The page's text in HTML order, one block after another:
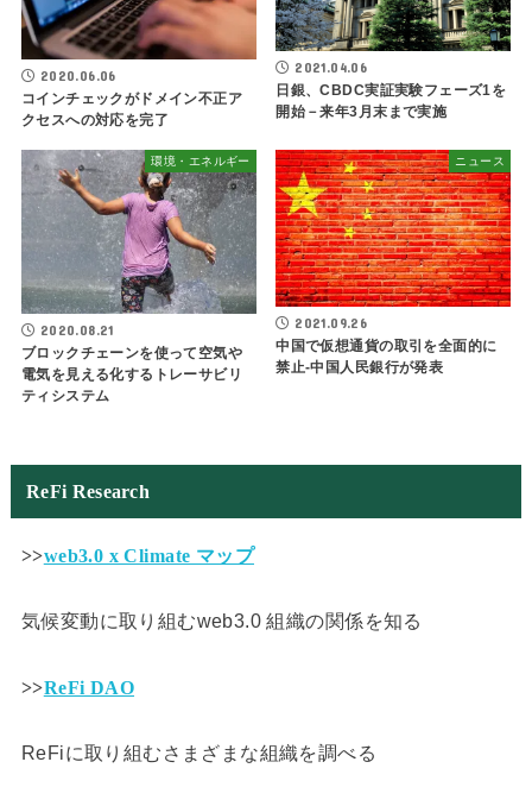
2020.06.06
コインチェックがドメイン不正ア
クセスへの対応を完了
2021.04.06
日銀、CBDC実証実験フェーズ1を
開始－来年3月末まで実施
環境・エネルギー
2020.08.21
ブロックチェーンを使って空気や
電気を見える化するトレーサビリ
ティシステム
ニュース
2021.09.26
中国で仮想通貨の取引を全面的に
禁止-中国人民銀行が発表
ReFi Research
>>web3.0 x Climate マップ
気候変動に取り組むweb3.0 組織の関係を知る
>>ReFi DAO
ReFiに取り組むさまざまな組織を調べる